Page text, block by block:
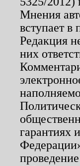
Мнения
вступает в
Редакция
них
гарантиях